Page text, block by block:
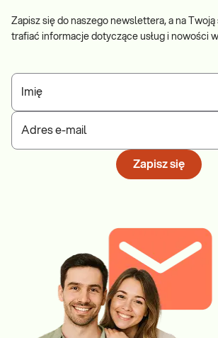
Zapisz się do naszego newslettera, a na Twoją
trafiać informacje dotyczące usług i nowości
Imię
Adres e-mail
Zapisz się